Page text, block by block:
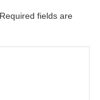
fields are